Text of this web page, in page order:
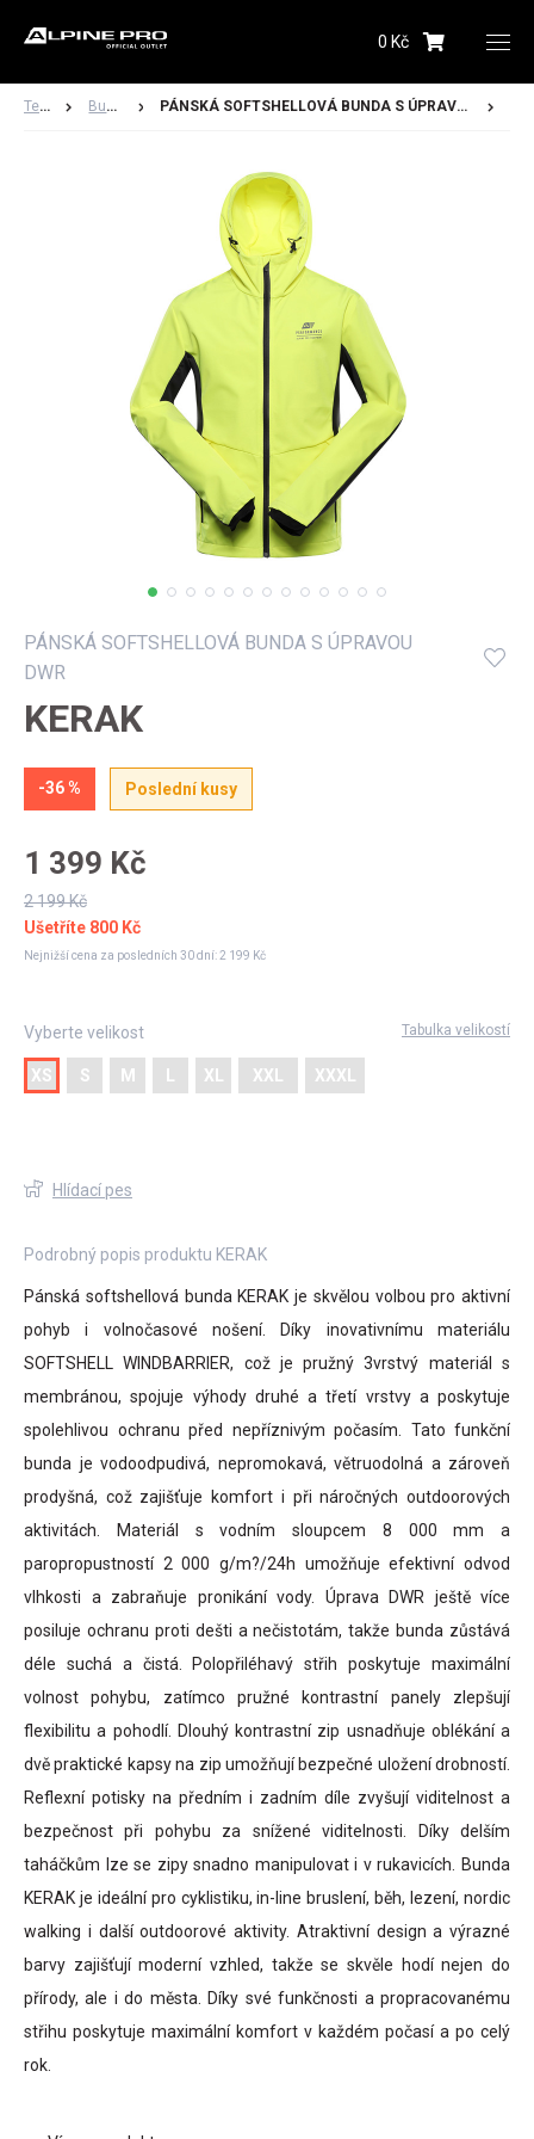
0 Kč
Textil Bundy PÁNSKÁ SOFTSHELLOVÁ BUNDA S ÚPRAVOU DWR KERAK
PÁNSKÁ SOFTSHELLOVÁ BUNDA S ÚPRAVOU
DWR
KERAK
-36 % Poslední kusy
1 399 Kč
2 199 Kč
Ušetříte 800 Kč
Nejnižší cena za posledních 30 dní:2 199 Kč
Vyberte velikost Tabulka velikostí
XS S M XL XXL XXXL
Hlídací pes
Podrobný popis produktu KERAK
Pánská softshellová bunda KERAK je skvělou volbou pro aktivní
pohyb i volnočasové nošení. Díky inovativnímu materiálu
SOFTSHELL WINDBARRIER, což je pružný 3vrstvý materiál s
membránou, spojuje výhody druhé a třetí vrstvy a poskytuje
spolehlivou ochranu před nepříznivým počasím. Tato funkční
bunda je vodoodpudivá, nepromokavá, větruodolná a zároveň
prodyšná, což zajišťuje komfort i při náročných outdoorových
aktivitách. Materiál s vodním sloupcem 8 000 mm a
paropropustností 2 000 g/m?/24h umožňuje efektivní odvod
vlhkosti a zabraňuje pronikání vody. Úprava DWR ještě více
posiluje ochranu proti dešti a nečistotám, takže bunda zůstává
déle suchá a čistá. Polopřiléhavý střih poskytuje maximální
volnost pohybu, zatímco pružné kontrastní panely zlepšují
flexibilitu a pohodlí. Dlouhý kontrastní zip usnadňuje oblékání a
dvě praktické kapsy na zip umožňují bezpečné uložení drobností.
Reflexní potisky na předním i zadním díle zvyšují viditelnost a
bezpečnost při pohybu za snížené viditelnosti. Díky delším
taháčkům lze se zipy snadno manipulovat i v rukavicích. Bunda
KERAK je ideální pro cyklistiku, in-line bruslení, běh, lezení, nordic
walking i další outdoorové aktivity. Atraktivní design a výrazné
barvy zajišťují moderní vzhled, takže se skvěle hodí nejen do
přírody, ale i do města. Díky své funkčnosti a propracovanému
střihu poskytuje maximální komfort v každém počasí a po celý
rok.
Upozornění budeme zasílat na Vámi registrovanou
Hlídacího psa můžete kdykoliv zrušit ve svém profilu